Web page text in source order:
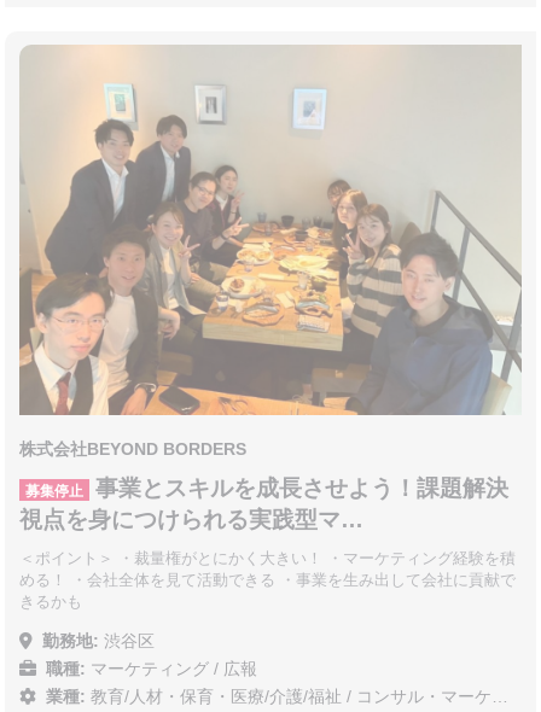
株式会社BEYOND BORDERS
募集停止
事業とスキルを成長させよう！課題解決
視点を身につけられる実践型マ…
＜ポイント＞ ・裁量権がとにかく大きい！ ・マーケティング経験を積
める！ ・会社全体を見て活動できる ・事業を生み出して会社に貢献で
きるかも
勤務地: 渋谷区
職種: マーケティング / 広報
業種: 教育/人材・保育・医療/介護/福祉 / コンサル・マーケティング